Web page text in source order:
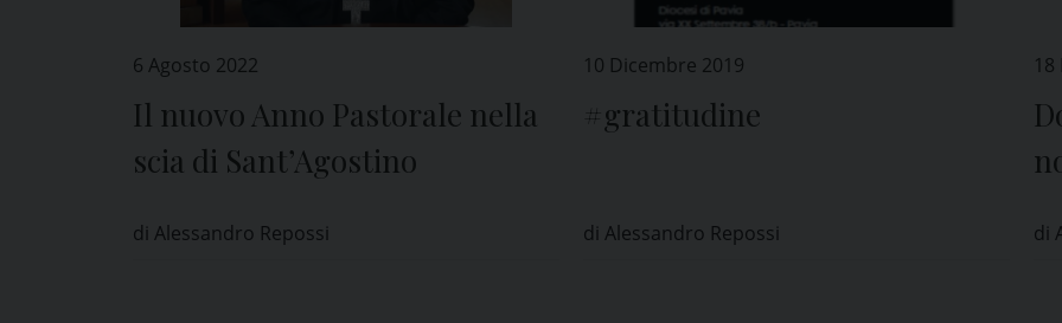
6 Agosto 2022
Il nuovo Anno Pastorale nella
scia di Sant’Agostino
di Alessandro Repossi
10 Dicembre 2019
#gratitudine
di Alessandro Repossi di